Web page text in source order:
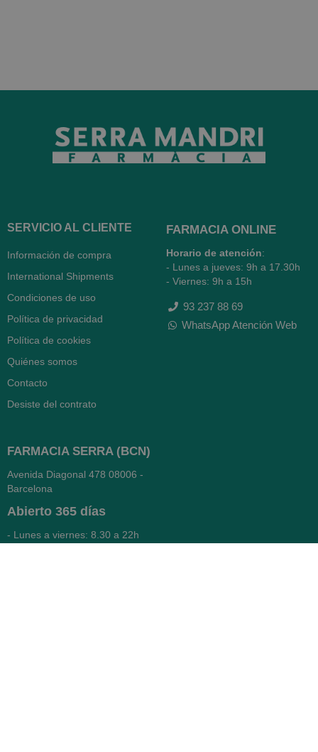
SERVICIO AL CLIENTE
Información de compra
International Shipments
Condiciones de uso
Política de privacidad
Política de cookies
Quiénes somos
Contacto
Desiste del contrato
FARMACIA ONLINE
Horario de atención:
- Lunes a jueves: 9h a 17.30h
- Viernes: 9h a 15h
93 237 88 69
WhatsApp Atención Web
FARMACIA SERRA (BCN)
Avenida Diagonal 478 08006 -
Barcelona
Abierto 365 días
- Lunes a viernes: 8.30 a 22h